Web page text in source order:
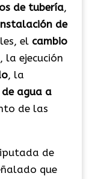
de tubería,
de
el cambio
, la ejecución
, la
agua a
de las
de
que